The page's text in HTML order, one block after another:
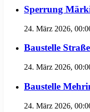
Sperrung
24. März 2026,
Baustelle
24. März 2026,
Baustelle
24. März 2026,